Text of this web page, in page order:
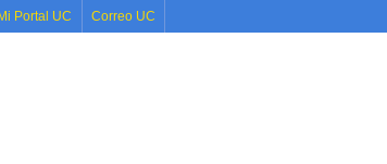
Mi Portal UC Correo UC